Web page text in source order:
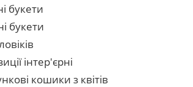
букети
букети
інтер'єрні
кошики з квітів